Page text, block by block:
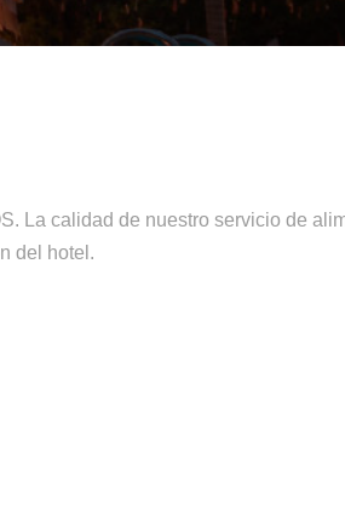
La calidad de nuestro servicio de
del hotel.